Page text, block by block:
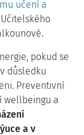
učení a
pokud se
důsledku
Preventivní
wellbeingu a
a v